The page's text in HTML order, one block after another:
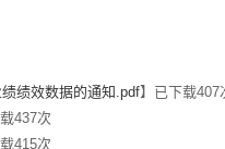
绩效数据的通知.pdf】已下载407
437次
415次